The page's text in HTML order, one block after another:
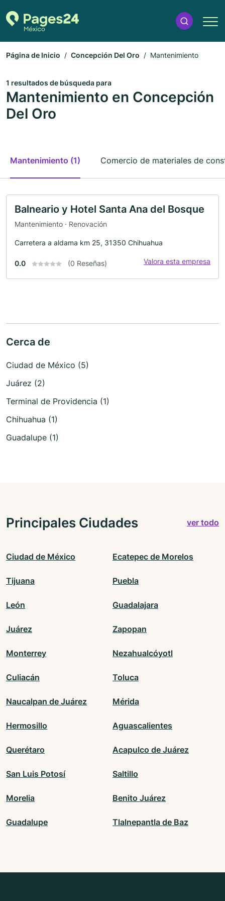
Página de Inicio Concepción Del Oro Mantenimiento
1 resultados de búsqueda para
Mantenimiento en Concepción
Del Oro
Mantenimiento (1) Comercio de materiales de
Balneario y Hotel Santa Ana del Bosque
Mantenimiento · Renovación
Carretera a aldama km 25, 31350 Chihuahua
0.0 (0 Reseñas) Valora esta empresa
Cerca de
Ciudad de México (5)
Juárez (2)
Terminal de Providencia (1)
Chihuahua (1)
Guadalupe (1)
Principales Ciudades ver todo
Ciudad de México Ecatepec de Morelos
Tijuana Puebla
León Guadalajara
Juárez Zapopan
Monterrey Nezahualcóyotl
Culiacán Toluca
Naucalpan de Juárez Mérida
Hermosillo Aguascalientes
Querétaro Acapulco de Juárez
San Luis Potosí Saltillo
Morelia Benito Juárez
Guadalupe Tlalnepantla de Baz